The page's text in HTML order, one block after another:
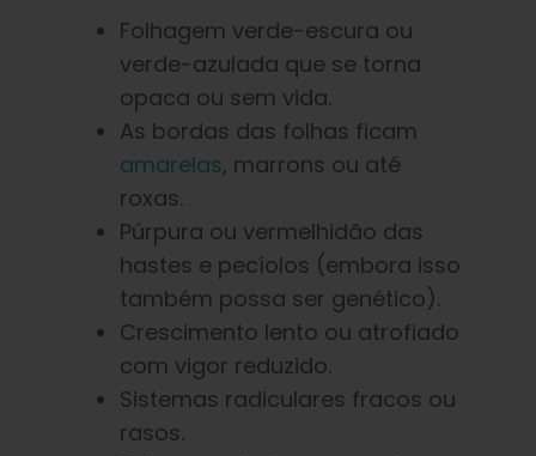
Folhagem verde-escura ou
verde-azulada que se torna
opaca ou sem vida.
As bordas das folhas ficam
amarelas, marrons ou até
roxas.
Púrpura ou vermelhidão das
hastes e pecíolos (embora isso
também possa ser genético).
Crescimento lento ou atrofiado
com vigor reduzido.
Sistemas radiculares fracos ou
rasos.